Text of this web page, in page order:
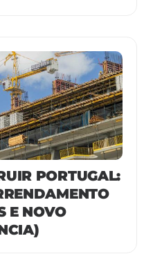
PORTUGAL:
E NOVO